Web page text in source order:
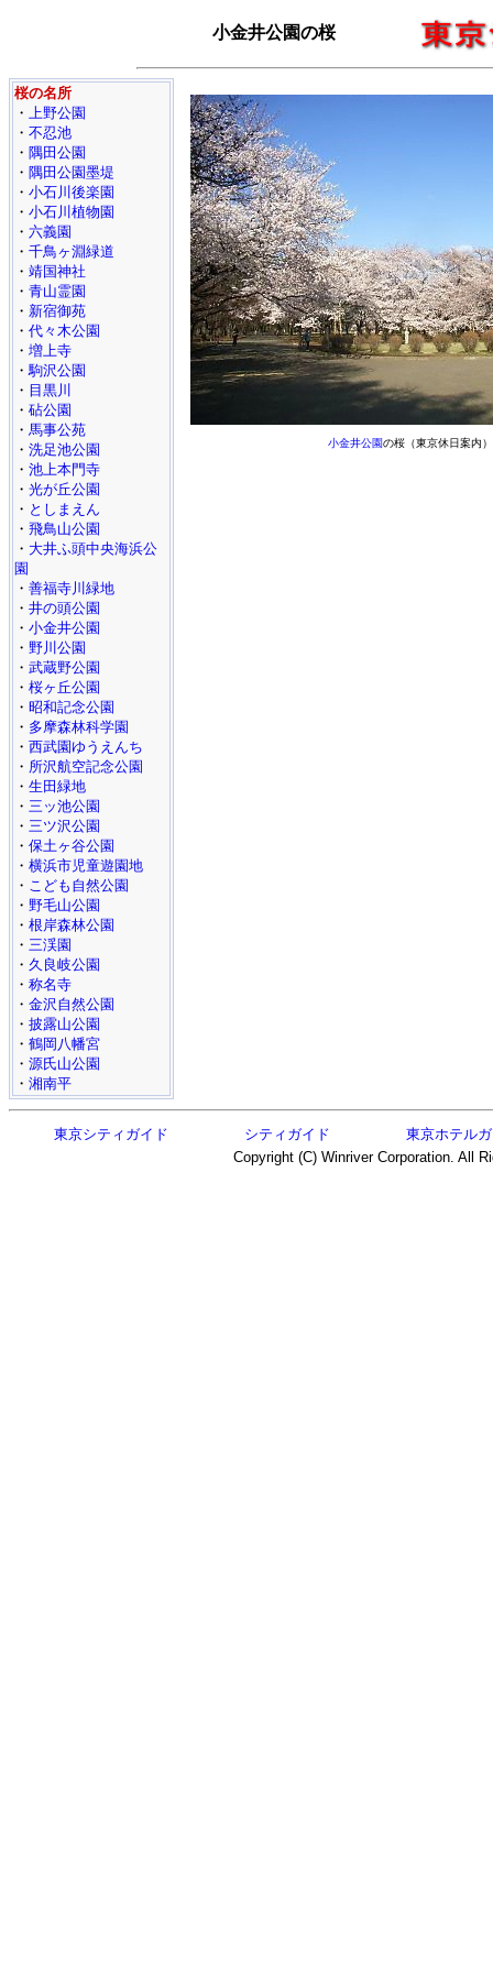
小金井公園の桜
桜の名所
・ 上野公園
・ 不忍池
・ 隅田公園
・ 隅田公園墨堤
・ 小石川後楽園
・ 小石川植物園
・ 六義園
・ 千鳥ヶ淵緑道
・ 靖国神社
・ 青山霊園
・ 新宿御苑
・ 代々木公園
・ 増上寺
・駒沢公園
・ 目黒川
・ 砧公園
・ 馬事公苑
・ 洗足池公園
・ 池上本門寺
・ 光が丘公園
・ としまえん
・ 飛鳥山公園
・ 大井ふ頭中央海浜公
園
・ 善福寺川緑地
・ 井の頭公園
・ 小金井公園
・ 野川公園
・ 武蔵野公園
・ 桜ヶ丘公園
・ 昭和記念公園
・ 多摩森林科学園
・ 西武園ゆうえんち
・ 所沢航空記念公園
・ 生田緑地
・ 三ッ池公園
・ 三ツ沢公園
・ 保土ヶ谷公園
・ 横浜市児童遊園地
・ こども自然公園
・ 野毛山公園
・ 根岸森林公園
・ 三渓園
・ 久良岐公園
・ 称名寺
・ 金沢自然公園
・ 披露山公園
・ 鶴岡八幡宮
・ 源氏山公園
・ 湘南平
小金井公園の桜（東京休日案内）
東京シティガイド シティガイド
東京ホテル
Copyright (C) Winriver Corporation. All